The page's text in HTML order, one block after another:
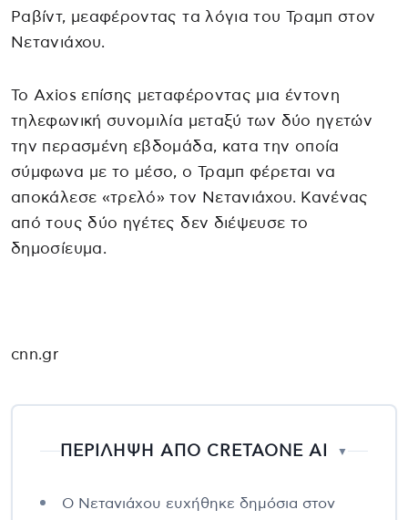
Ραβίντ, μεαφέροντας τα λόγια του Τραμπ στον
Νετανιάχου.
Το Axios επίσης μεταφέροντας μια έντονη
τηλεφωνική συνομιλία μεταξύ των δύο ηγετών
την περασμένη εβδομάδα, κατα την οποία
σύμφωνα με το μέσο, ο Τραμπ φέρεται να
αποκάλεσε «τρελό» τον Νετανιάχου. Κανένας
από τους δύο ηγέτες δεν διέψευσε το
δημοσίευμα.
cnn.gr
ΠΕΡΙΛΗΨΗ ΑΠΟ CRETAONE AI ▼
Ο Νετανιάχου ευχήθηκε δημόσια στον